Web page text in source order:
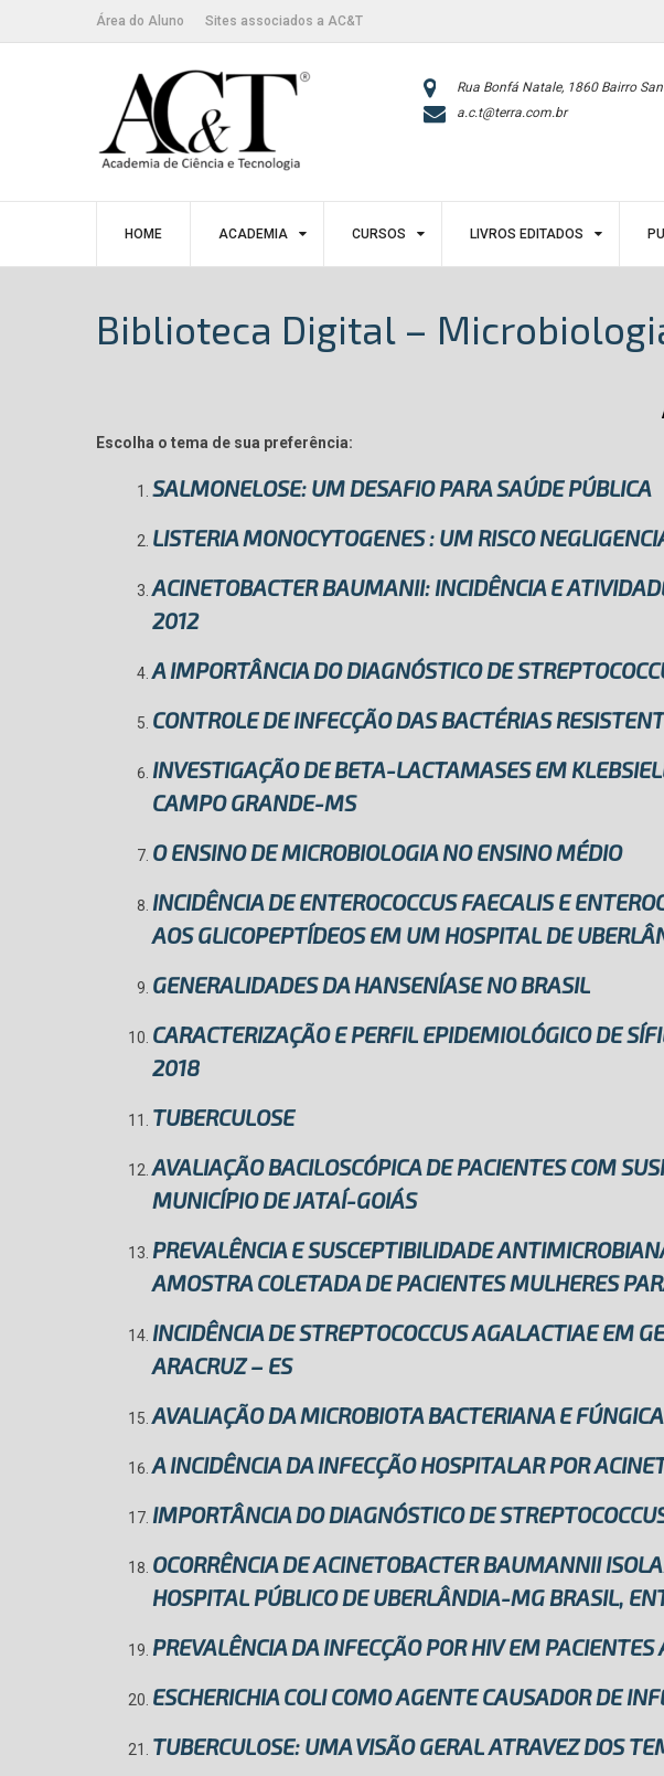
Área do Aluno Sites associados a AC&T
Rua Bonfá Natale, 1860 Bairro
a.c.t@terra.com.br
HOME ACADEMIA CURSOS LIVROS EDITADOS
Biblioteca Digital –
Escolha o tema de sua preferência:
SALMONELOSE: UM DESAFIO PARA SAÚDE PÚBLICA
LISTERIA MONOCYTOGENES : UM RISCO
ACINETOBACTER BAUMANII: INCIDÊNCIA E
2012
A IMPORTÂNCIA DO DIAGNÓSTICO DE
CONTROLE DE INFECÇÃO DAS BACTÉRIAS
INVESTIGAÇÃO DE BETA-LACTAMASES EM
CAMPO GRANDE-MS
O ENSINO DE MICROBIOLOGIA NO ENSINO MÉDIO
INCIDÊNCIA DE ENTEROCOCCUS FAECALIS E
AOS GLICOPEPTÍDEOS EM UM HOSPITAL DE
GENERALIDADES DA HANSENÍASE NO BRASIL
CARACTERIZAÇÃO E PERFIL EPIDEMIOLÓGICO DE
2018
TUBERCULOSE
AVALIAÇÃO BACILOSCÓPICA DE PACIENTES COM
MUNICÍPIO DE JATAÍ-GOIÁS
PREVALÊNCIA E SUSCEPTIBILIDADE
AMOSTRA COLETADA DE PACIENTES MULHERES
INCIDÊNCIA DE STREPTOCOCCUS AGALACTIAE EM
ARACRUZ – ES
AVALIAÇÃO DA MICROBIOTA BACTERIANA E
A INCIDÊNCIA DA INFECÇÃO HOSPITALAR POR
IMPORTÂNCIA DO DIAGNÓSTICO DE
OCORRÊNCIA DE ACINETOBACTER BAUMANNII
HOSPITAL PÚBLICO DE UBERLÂNDIA-MG BRASIL,
PREVALÊNCIA DA INFECÇÃO POR HIV EM
ESCHERICHIA COLI COMO AGENTE CAUSADOR DE
TUBERCULOSE: UMA VISÃO GERAL ATRAVEZ DOS